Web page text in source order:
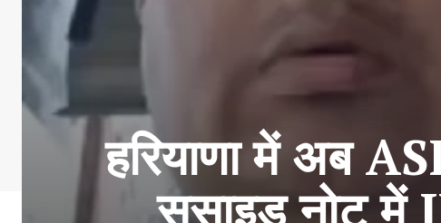
हरियाणा में अब
सुसाइड नोट में